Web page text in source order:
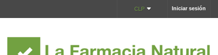
Iniciar sesión
CLP